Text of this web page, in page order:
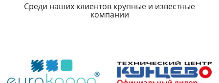
Среди наших клиентов крупные и известные
компании